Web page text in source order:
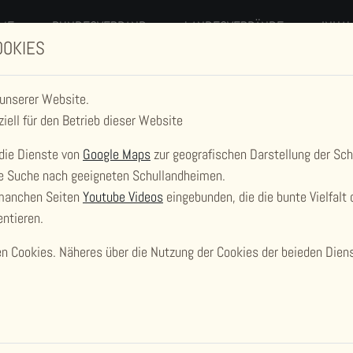
BUNDESVERBAND LANDESVERBÄNDE
Website.
für den Betrieb dieser Website
Dienste von Google Mapszur geografischen Darstellung der
nach geeigneten Schullandheimen.
Seiten Youtube Videos eingebunden, die die bunte Vielfalt
Cookies. Näheres über die Nutzung der Cookies der beieden